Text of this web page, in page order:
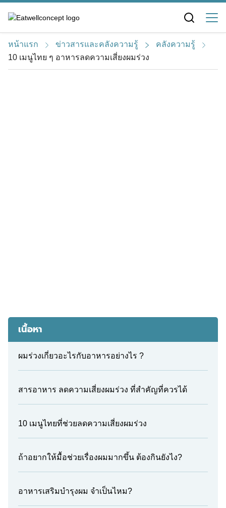
i
หน้าแรก ข่าวสารและคลังความรู้
คลังความรู้
10 เมนูไทย ๆ อาหารลดความเสี่ยงผมร่วง
เนื้อหา
ผมร่วงเกี่ยวอะไรกับอาหารอย่างไร ?
สารอาหาร ลดความเสี่ยงผมร่วง ที่สำคัญที่ควรได้
10 เมนูไทยที่ช่วยลดความเสี่ยงผมร่วง
ถ้าอยากให้มื้อช่วยเรื่องผมมากขึ้น ต้องกินยังไง?
อาหารเสริมบำรุงผม จำเป็นไหม?